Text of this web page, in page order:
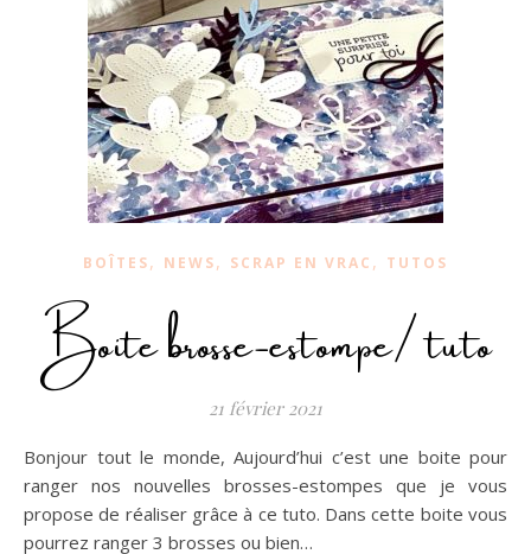
BOÎTES, NEWS, SCRAP EN VRAC , TUTOS
Boite brosse-estompe/ tuto
21 février 2021
Bonjour tout le monde, Aujourd’hui c’est une boite pour
ranger nos nouvelles brosses-estompes que je vous
propose de réaliser grâce à ce tuto. Dans cette boite vous
pourrez ranger 3 brosses ou bien…